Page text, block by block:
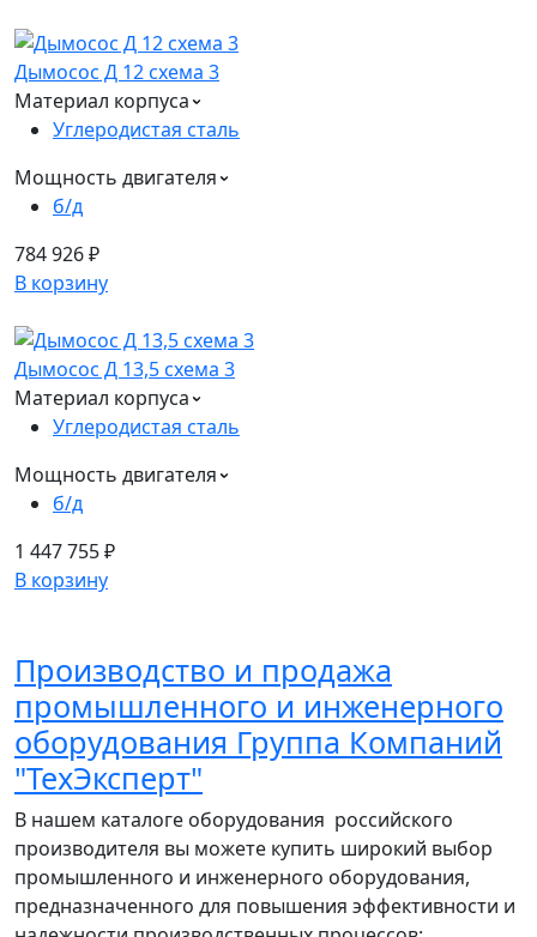
Дымосос Д 12 схема 3
Материал корпуса
Углеродистая сталь
Мощность двигателя
б/д
784 926 ₽
В корзину
Дымосос Д 13,5 схема 3
Материал корпуса
Углеродистая сталь
Мощность двигателя
б/д
1 447 755 ₽
В корзину
Производство и продажа
промышленного и инженерного
оборудования Группа Компаний
"ТехЭксперт"
В нашем каталоге оборудования российского
производителя вы можете купить широкий выбор
промышленного и инженерного оборудования,
предназначенного для повышения эффективности и